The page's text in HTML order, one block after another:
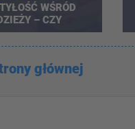
WŚRÓD
– CZY
BAĆ?
głównej